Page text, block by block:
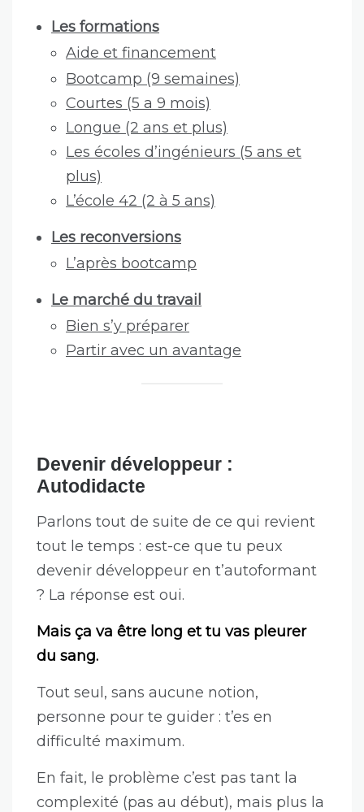
Les formations
Aide et financement
Bootcamp (9 semaines)
Courtes (5 a 9 mois)
Longue (2 ans et plus)
Les écoles d’ingénieurs (5 ans et
plus)
L’école 42 (2 à 5 ans)
Les reconversions
L’après bootcamp
Le marché du travail
Bien s’y préparer
Partir avec un avantage
Devenir développeur :
Autodidacte
Parlons tout de suite de ce qui revient
tout le temps : est-ce que tu peux
devenir développeur en t’autoformant
? La réponse est oui.
Mais ça va être long et tu vas pleurer
du sang.
Tout seul, sans aucune notion,
personne pour te guider : t’es en
difficulté maximum.
En fait, le problème c’est pas tant la
complexité (pas au début), mais plus la